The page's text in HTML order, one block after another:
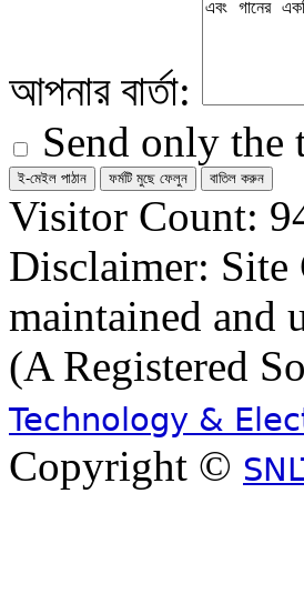
আপনার বার্তা:
Send only the
Visitor Count:
Disclaimer: Site
maintained and
(A Registered
Technology &
Copyright ©